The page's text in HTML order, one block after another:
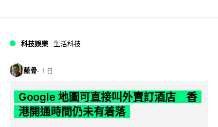
科技娛樂 生活科技
藍骨 1 日
Google 地圖可直接叫外賣訂酒店 香
港開通時間仍未有着落